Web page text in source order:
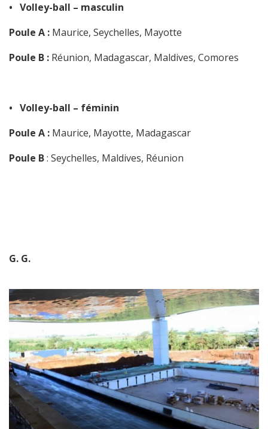
• Volley-ball – masculin
Poule A : Maurice, Seychelles, Mayotte
Poule B : Réunion, Madagascar, Maldives, Comores
• Volley-ball – féminin
Poule A : Maurice, Mayotte, Madagascar
Poule B: Seychelles, Maldives, Réunion
G. G.